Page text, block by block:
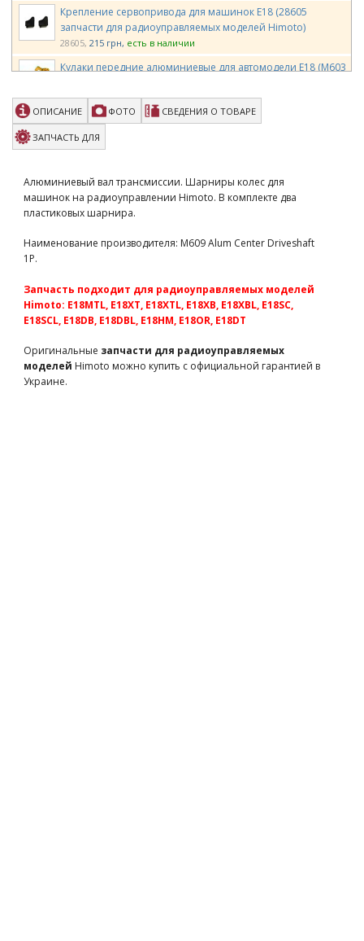
Крепление сервопривода для машинок E18 (28605
запчасти для радиоуправляемых моделей Himoto)
28605 215 грн есть в наличии
Кулаки передние алюминиевые для автомодели E18 (M603
M603 950 грн есть в наличии
Хабы передних кулаков алюминиевые для машинки на
радиоуправлении E18 (M605 запчасти Himoto)
M605 950 грн
Сервосейвер алюминиевый для автомодели E18 (M611
запчасти для радиоуправляемых моделей Himoto)
M611 780 грн есть в наличии
радиоуправлении E18 (M612 запчасти Himoto)
Крышка батарейного отсека из углеволокна (M615
запчасти для радиоуправляемых моделей Himoto)
M615 610 грн есть в наличии
радиоуправлении E18MT, E18XT, E18XB, E18SC (M616
M616
ОПИСАНИЕ ФОТО СВЕДЕНИЯ О ТОВАРЕ
ЗАПЧАСТЬ ДЛЯ
Алюминиевый вал трансмиссии. Шарниры колес для
машинок на радиоуправлении Himoto. В комплекте два
пластиковых шарнира.
Наименование производителя: M609 Alum Center Driveshaft
1P.
Запчасть подходит для радиоуправляемых моделей
Himoto: E18MTL, E18XT, E18XTL, E18XB, E18XBL, E18SC,
E18SCL, E18DB, E18DBL, E18HM, E18OR, E18DT
Оригинальные запчасти для радиоуправляемых
моделей Himoto можно купить с официальной гарантией в
Украине.